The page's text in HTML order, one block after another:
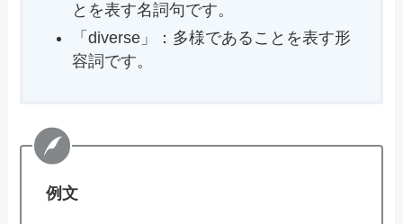
とを表す名詞句です。
「diverse」：多様であることを表す形
容詞です。
例文